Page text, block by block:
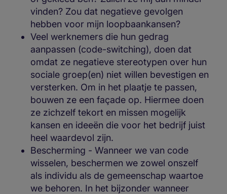
vinden? Zou dat negatieve gevolgen
hebben voor mijn loopbaankansen?
Veel werknemers die hun gedrag
aanpassen (code-switching), doen dat
omdat ze negatieve stereotypen over hun
sociale groep(en) niet willen bevestigen en
versterken. Om in het plaatje te passen,
bouwen ze een façade op. Hiermee doen
ze zichzelf tekort en missen mogelijk
kansen en ideeën die voor het bedrijf juist
heel waardevol zijn.
Bescherming - Wanneer we van code
wisselen, beschermen we zowel onszelf
als individu als de gemeenschap waartoe
we behoren. In het bijzonder wanneer